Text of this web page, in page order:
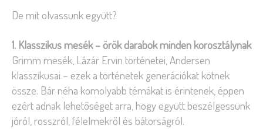
De mit olvassunk együtt?
1. Klasszikus mesék – örök darabok minden korosztálynak
Grimm mesék, Lázár Ervin történetei, Andersen
klasszikusai – ezek a történetek generációkat kötnek
össze. Bár néha komolyabb témákat is érintenek, éppen
ezért adnak lehetőséget arra, hogy együtt beszélgessünk
jóról, rosszról, félelmekről és bátorságról.